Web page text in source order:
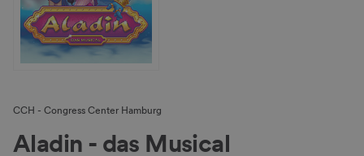
CCH - Congress Center Hamburg
Aladin - das Musical